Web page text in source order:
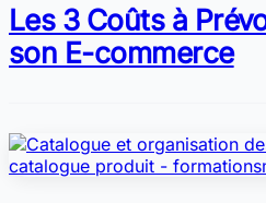
Les 3 Coûts à
son E-commerce